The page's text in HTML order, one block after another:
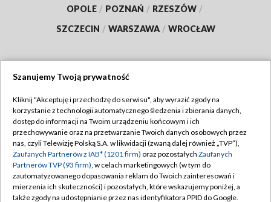
OPOLE / POZNAŃ / RZESZÓW /
SZCZECIN / WARSZAWA / WROCŁAW
TVP
Abonament TVP
Emisja w TVP
Centrum informacji TVP
Naziemna Telewizja Cyfrowa
Regulamin TVP
Polityka prywatności
Moje zgody
Pomoc
Szanujemy Twoją prywatność
Kliknij "Akceptuję i przechodzę do serwisu", aby wyrazić zgody na
korzystanie z technologii automatycznego śledzenia i zbierania danych,
dostęp do informacji na Twoim urządzeniu końcowym i ich
przechowywanie oraz na przetwarzanie Twoich danych osobowych przez
nas, czyli Telewizję Polską S.A. w likwidacji (zwaną dalej również „TVP”),
Zaufanych Partnerów z IAB* (1201 firm) oraz pozostałych Zaufanych
Partnerów TVP (93 firm), w celach marketingowych (w tym do
zautomatyzowanego dopasowania reklam do Twoich zainteresowań i
mierzenia ich skuteczności) i pozostałych, które wskazujemy poniżej, a
także zgody na udostępnianie przez nas identyfikatora PPID do Google.